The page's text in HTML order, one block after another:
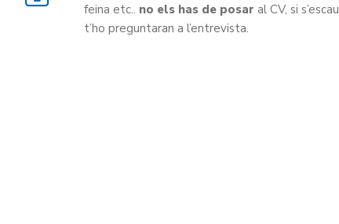
feina etc.. no els has de posar al CV, si s’escau
t’ho preguntaran a l’entrevista.